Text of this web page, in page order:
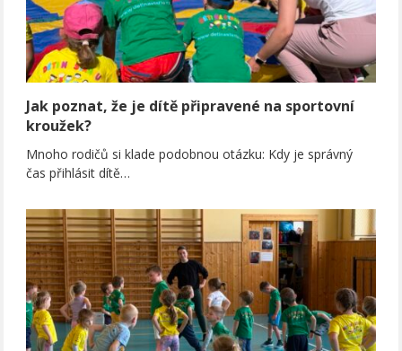
Jak poznat, že je dítě připravené na sportovní
kroužek?
Mnoho rodičů si klade podobnou otázku: Kdy je správný
čas přihlásit dítě…